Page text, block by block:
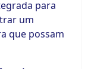
para
um
que possam